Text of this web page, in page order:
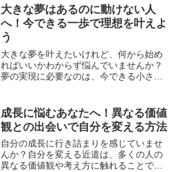
自分でコントロールするためのマインド
を体験談を交えて紹介。
大きな夢はあるのに動けない人
へ！今できる一歩で理想を叶えよ
う
大きな夢を叶えたいけれど、何から始め
ればいいかわからず悩んでいませんか？
夢の実現に必要なのは、今できる小さな
づく具体的な方法を解説します。今日か
ら一歩を踏み出しましょう。
成長に悩むあなたへ！異なる価値
観との出会いで自分を変える方法
自分の成長に行き詰まりを感じていませ
んか？自分を変える近道は、多くの人の
異なる価値観や考え方に触れることで